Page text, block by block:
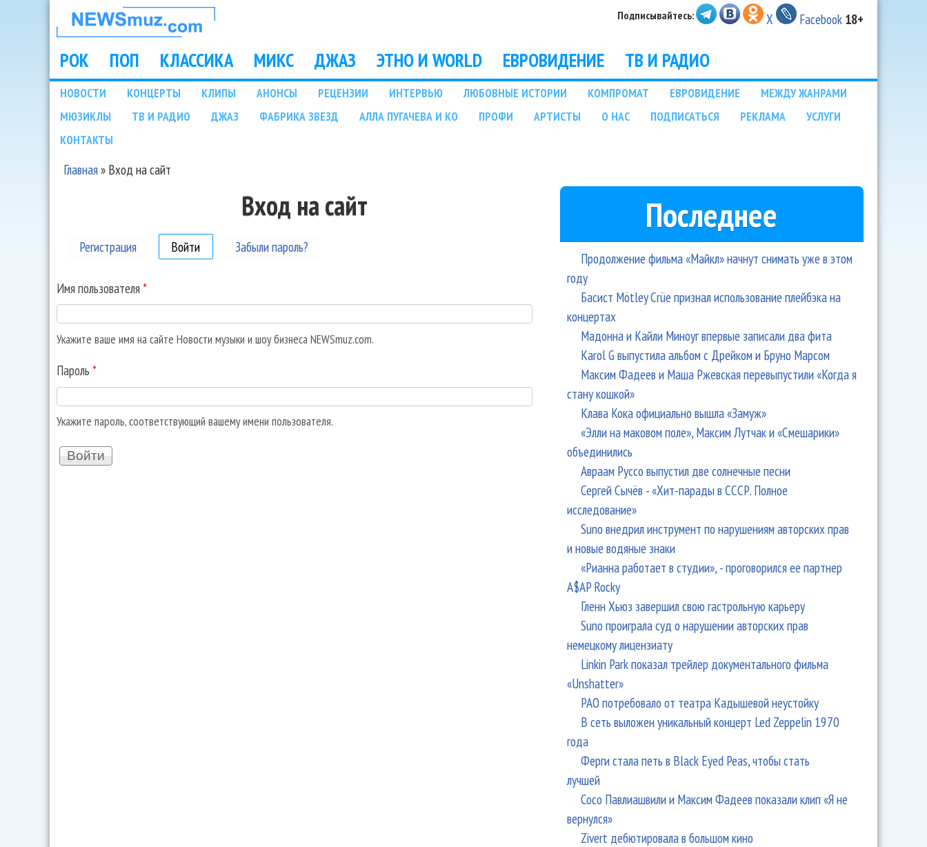
НОВОСТИ
МУЗЫКИ И
ШОУ БИЗНЕСА
NEWSMUZ.COM
Подписывайтесь: X Facebook 18+
Main menu
РОК ПОП КЛАССИКА МИКС ДЖАЗ ЭТНО И WORLD ЕВРОВИДЕНИЕ ТВ И РАДИО
Подразделы
НОВОСТИ КОНЦЕРТЫ КЛИПЫ АНОНСЫ РЕЦЕНЗИИ ИНТЕРВЬЮ ЛЮБОВНЫЕ ИСТОРИИ КОМПРОМАТ ЕВРОВИДЕНИЕ
МЕЖДУ ЖАНРАМИ
МЮЗИКЛЫ
ТВ И РАДИО ДЖАЗ ФАБРИКА ЗВЕЗД АЛЛА ПУГАЧЕВА И КО ПРОФИ АРТИСТЫ О НАС ПОДПИСАТЬСЯ РЕКЛАМА
УСЛУГИ
КОНТАКТЫ
Вы здесь
Главная» Вход на сайт
Вход на сайт
Регистрация Войти (активная вкладка)
Забыли пароль?
Имя пользователя *
Укажите ваше имя на сайте Новости музыки и шоу бизнеса NEWSmuz.com.
Пароль *
Укажите пароль, соответствующий вашему имени пользователя.
Последнее
Продолжение фильма «Майкл» начнут снимать уже в этом
году
Басист Mötley Crüe признал использование плейбэка на
концертах
Мадонна и Кайли Миноуг впервые записали два фита
Karol G выпустила альбом с Дрейком и Бруно Марсом
Максим Фадеев и Маша Ржевская перевыпустили «Когда я
стану кошкой»
Клава Кока официально вышла «Замуж»
«Элли на маковом поле», Максим Лутчак и «Смешарики»
объединились
Авраам Руссо выпустил две солнечные песни
Сергей Сычёв - «Хит-парады в СССР. Полное
исследование»
Suno внедрил инструмент по нарушениям авторских прав
и новые водяные знаки
«Рианна работает в студии», - проговорился ее партнер
A$AP Rocky
Гленн Хьюз завершил свою гастрольную карьеру
Suno проиграла суд о нарушении авторских прав
немецкому лицензиату
Linkin Park показал трейлер документального фильма
«Unshatter»
РАО потребовало от театра Кадышевой неустойку
В сеть выложен уникальный концерт Led Zeppelin 1970
года
Ферги стала петь в Black Eyed Peas, чтобы стать
лучшей
Сосо Павлиашвили и Максим Фадеев показали клип «Я не
вернулся»
Zivert дебютировала в большом кино